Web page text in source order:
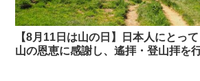
【8月11日は山の日】日本人にとっ
山の恩恵に感謝し、遙拝・登山拝を